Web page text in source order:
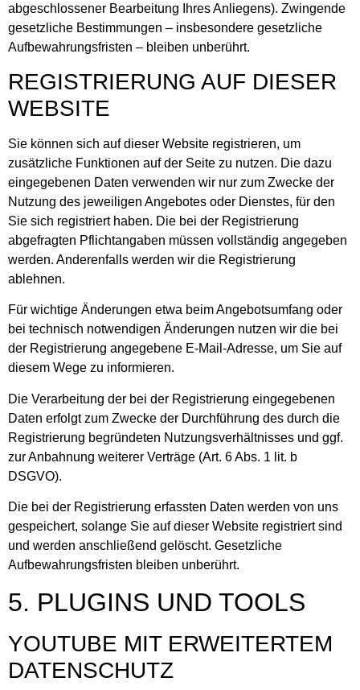
abgeschlossener Bearbeitung Ihres Anliegens). Zwingende
gesetzliche Bestimmungen – insbesondere gesetzliche
Aufbewahrungsfristen – bleiben unberührt.
REGISTRIERUNG AUF DIESER
WEBSITE
Sie können sich auf dieser Website registrieren, um
zusätzliche Funktionen auf der Seite zu nutzen. Die dazu
eingegebenen Daten verwenden wir nur zum Zwecke der
Nutzung des jeweiligen Angebotes oder Dienstes, für den
Sie sich registriert haben. Die bei der Registrierung
abgefragten Pflichtangaben müssen vollständig angegeben
werden. Anderenfalls werden wir die Registrierung
ablehnen.
Für wichtige Änderungen etwa beim Angebotsumfang oder
bei technisch notwendigen Änderungen nutzen wir die bei
der Registrierung angegebene E-Mail-Adresse, um Sie auf
diesem Wege zu informieren.
Die Verarbeitung der bei der Registrierung eingegebenen
Daten erfolgt zum Zwecke der Durchführung des durch die
Registrierung begründeten Nutzungsverhältnisses und ggf.
zur Anbahnung weiterer Verträge (Art. 6 Abs. 1 lit. b
DSGVO).
Die bei der Registrierung erfassten Daten werden von uns
gespeichert, solange Sie auf dieser Website registriert sind
und werden anschließend gelöscht. Gesetzliche
Aufbewahrungsfristen bleiben unberührt.
5. PLUGINS UND TOOLS
YOUTUBE MIT ERWEITERTEM
DATENSCHUTZ